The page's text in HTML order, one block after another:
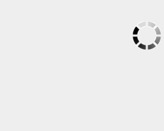
Kultur & Events